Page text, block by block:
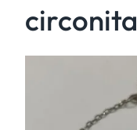
circonita